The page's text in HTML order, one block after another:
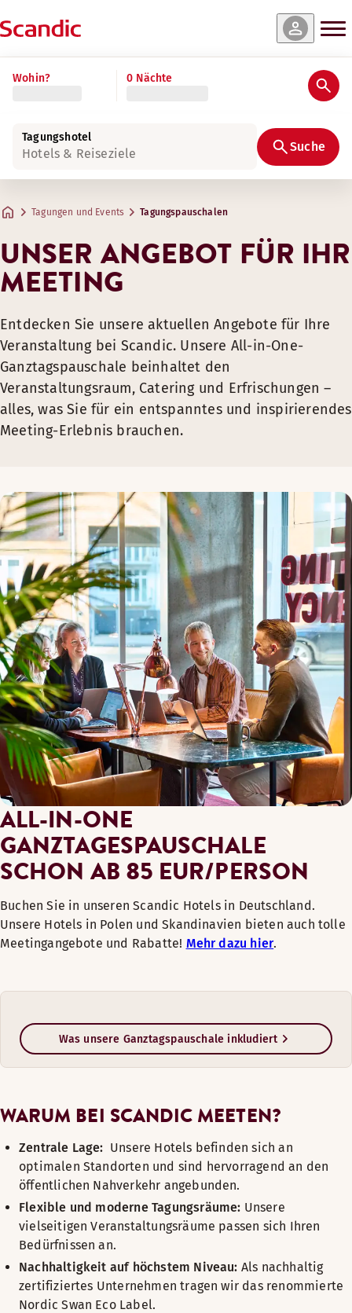
Wohin? 0 Nächte
Tagungshotel
Hotels & Reiseziele Suche
Tagungen und Events Tagungspauschalen
UNSER ANGEBOT FÜR IHR
MEETING
Entdecken Sie unsere aktuellen Angebote für Ihre
Veranstaltung bei Scandic. Unsere All-in-One-
Ganztagspauschale beinhaltet den
Veranstaltungsraum, Catering und Erfrischungen –
alles, was Sie für ein entspanntes und inspirierendes
Meeting-Erlebnis brauchen.
ALL-IN-ONE
GANZTAGESPAUSCHALE
SCHON AB 85 EUR/PERSON
Buchen Sie in unseren Scandic Hotels in Deutschland.
Unsere Hotels in Polen und Skandinavien bieten auch tolle
Meetingangebote und Rabatte! Mehr dazu hier.
Was unsere Ganztagspauschale inkludiert
Was beinhaltet unsere
Buchbar ab einer Gruppengröße von 10 Personen:
Unlimitiertes Scandic Wasser (medium & still) im
Kaffeepause(n) inkl. BIO-Kaffee, Tee &
WLAN Scandic Easy (ca. 10 Mbit pro Gerät)
Standardtechnik (Beamer, Leinwand, 1 Flipchart, 1
Durchgängig Scanergizer Bar (Nüsse, Süßigkeiten,
WARUM BEI SCANDIC MEETEN?
Zentrale Lage: Unsere Hotels befinden sich an
optimalen Standorten und sind hervorragend an den
öffentlichen Nahverkehr angebunden.
Flexible und moderne Tagungsräume: Unsere
vielseitigen Veranstaltungsräume passen sich Ihren
Bedürfnissen an.
Nachhaltigkeit auf höchstem Niveau: Als nachhaltig
zertifiziertes Unternehmen tragen wir das renommierte
Nordic Swan Eco Label.